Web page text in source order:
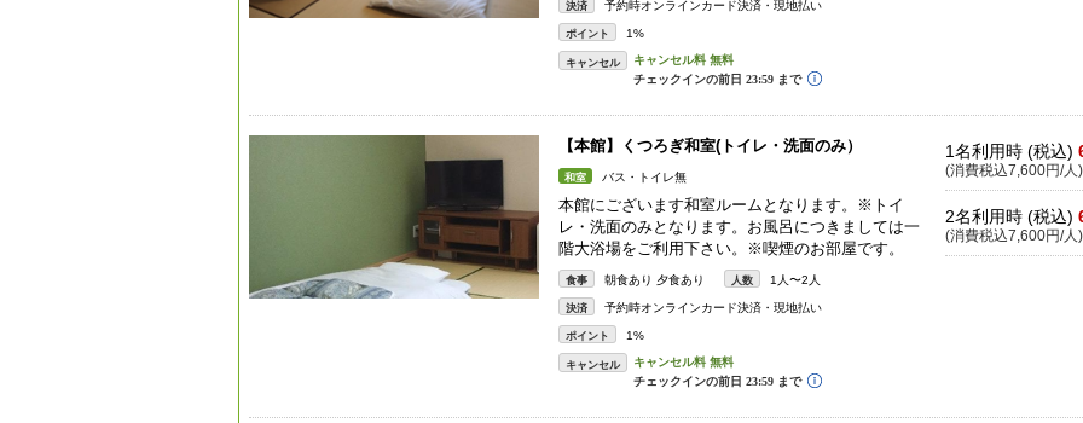
決済 予約時オンラインカード決済・現地払い
ポイント 1%
キャンセル
【本館】くつろぎ和室(トイレ・洗面のみ）
和室 バス・トイレ無
本館にございます和室ルームとなります。※トイ
レ・洗面のみとなります。お風呂につきましては一
階大浴場をご利用下さい。※喫煙のお部屋です。
食事 朝食あり 夕食あり 人数 1人〜2人
決済 予約時オンラインカード決済・現地払い
ポイント 1%
キャンセル
1名利用時 (税込)
(消費税込7,600円/人)
2名利用時 (税込)
(消費税込7,600円/人)